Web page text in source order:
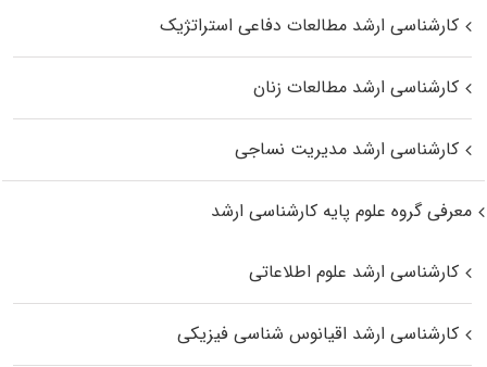
کارشناسی ارشد مطالعات دفاعی استراتژیک
کارشناسی ارشد مطالعات زنان
کارشناسی ارشد مدیریت نساجی
معرفی گروه علوم پایه کارشناسی ارشد
کارشناسی ارشد علوم اطلاعاتی
کارشناسی ارشد اقیانوس‌ شناسی فیزیکی